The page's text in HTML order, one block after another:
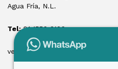
Agua Fría, N.L.
Tel:81 1550 3100
ventas@losmontacargas.mx